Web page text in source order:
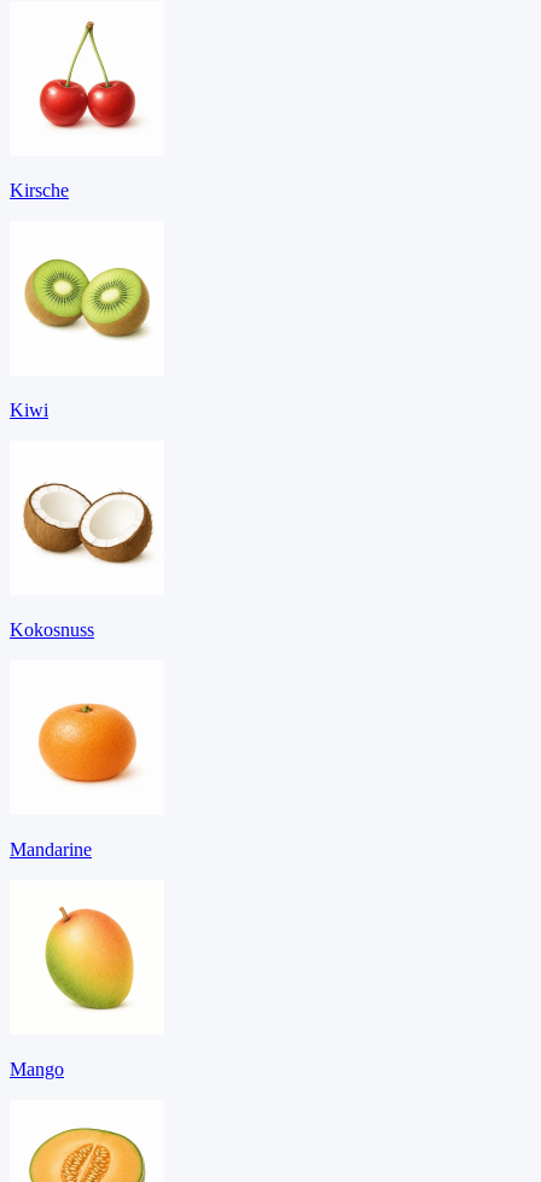
Kirsche
Kiwi
Kokosnuss
Mandarine
Mango